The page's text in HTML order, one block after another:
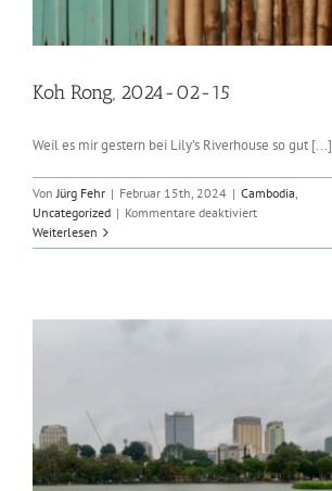
Koh Rong, 2024-02-15
Weil es mir gestern bei Lily’s Riverhouse so gut [...]
VonJürg Fehr | Februar 15th, 2024 | Cambodia,
Uncategorized | Kommentare deaktiviertfür
Rong,
Weiterlesen